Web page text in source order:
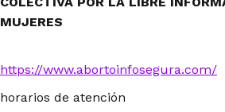
MUJERES
https://www.abortoinfosegura.com/
horarios de atención